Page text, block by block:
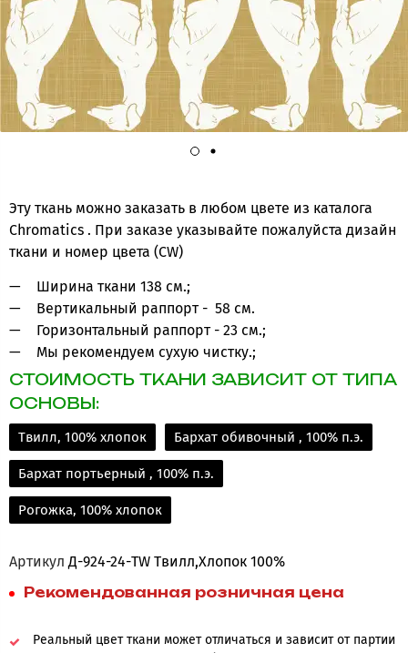
Эту ткань можно заказать в любом цвете из каталога
Chromatics . При заказе указывайте пожалуйста дизайн
ткани и номер цвета (CW)
Ширина ткани 138 см.;
Вертикальный раппорт - 58 см.
Горизонтальный раппорт - 23 см.;
Мы рекомендуем сухую чистку.;
СТОИМОСТЬ ТКАНИ ЗАВИСИТ ОТ ТИПА
ОСНОВЫ:
Твилл, 100% хлопок Бархат обивочный , 100% п.э.
Бархат портьерный , 100% п.э.
Рогожка, 100% хлопок
Артикул Д-924-24-TW Твилл,Хлопок 100%
Рекомендованная розничная цена
Реальный цвет ткани может отличаться и зависит от партии